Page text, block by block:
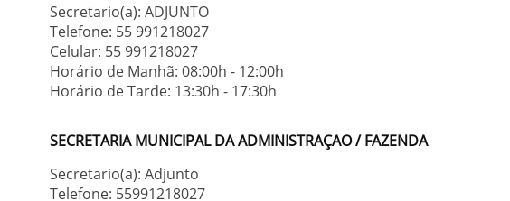
Secretario(a): ADJUNTO
Telefone: 55 991218027
Celular: 55 991218027
Horário de Manhã: 08:00h - 12:00h
Horário de Tarde: 13:30h - 17:30h
SECRETARIA MUNICIPAL DA ADMINISTRAÇAO / FAZENDA
Secretario(a): Adjunto
Telefone: 55991218027